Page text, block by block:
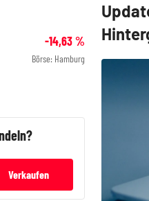
-14,63%
Börse: Hamburg
Verkaufen